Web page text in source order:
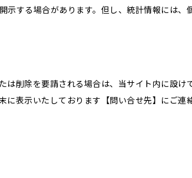
する場合があります。但し、統計情報には、
削除を要請される場合は、当サイト内に設け
表示いたしております【問い合せ先】にご連